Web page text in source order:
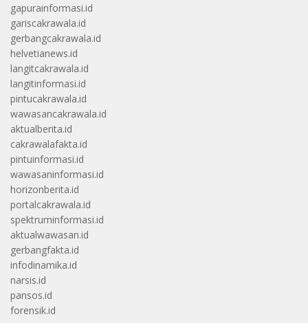
gapurainformasi.id
gariscakrawala.id
gerbangcakrawala.id
helvetianews.id
langitcakrawala.id
langitinformasi.id
pintucakrawala.id
wawasancakrawala.id
aktualberita.id
cakrawalafakta.id
pintuinformasi.id
wawasaninformasi.id
horizonberita.id
portalcakrawala.id
spektruminformasi.id
aktualwawasan.id
gerbangfakta.id
infodinamika.id
narsis.id
pansos.id
forensik.id